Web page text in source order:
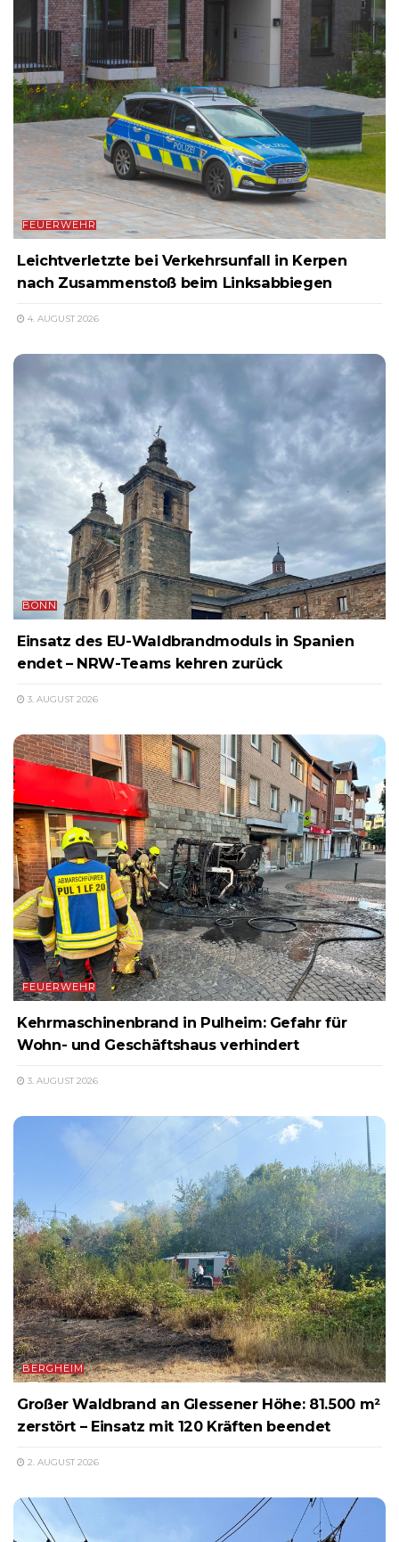
FEUERWEHR
Leichtverletzte bei Verkehrsunfall in Kerpen
nach Zusammenstoß beim Linksabbiegen
4. AUGUST 2026
BONN
Einsatz des EU-Waldbrandmoduls in Spanien
endet – NRW-Teams kehren zurück
3. AUGUST 2026
FEUERWEHR
Kehrmaschinenbrand in Pulheim: Gefahr für
Wohn- und Geschäftshaus verhindert
3. AUGUST 2026
BERGHEIM
Großer Waldbrand an Glessener Höhe: 81.500 m²
zerstört – Einsatz mit 120 Kräften beendet
2. AUGUST 2026